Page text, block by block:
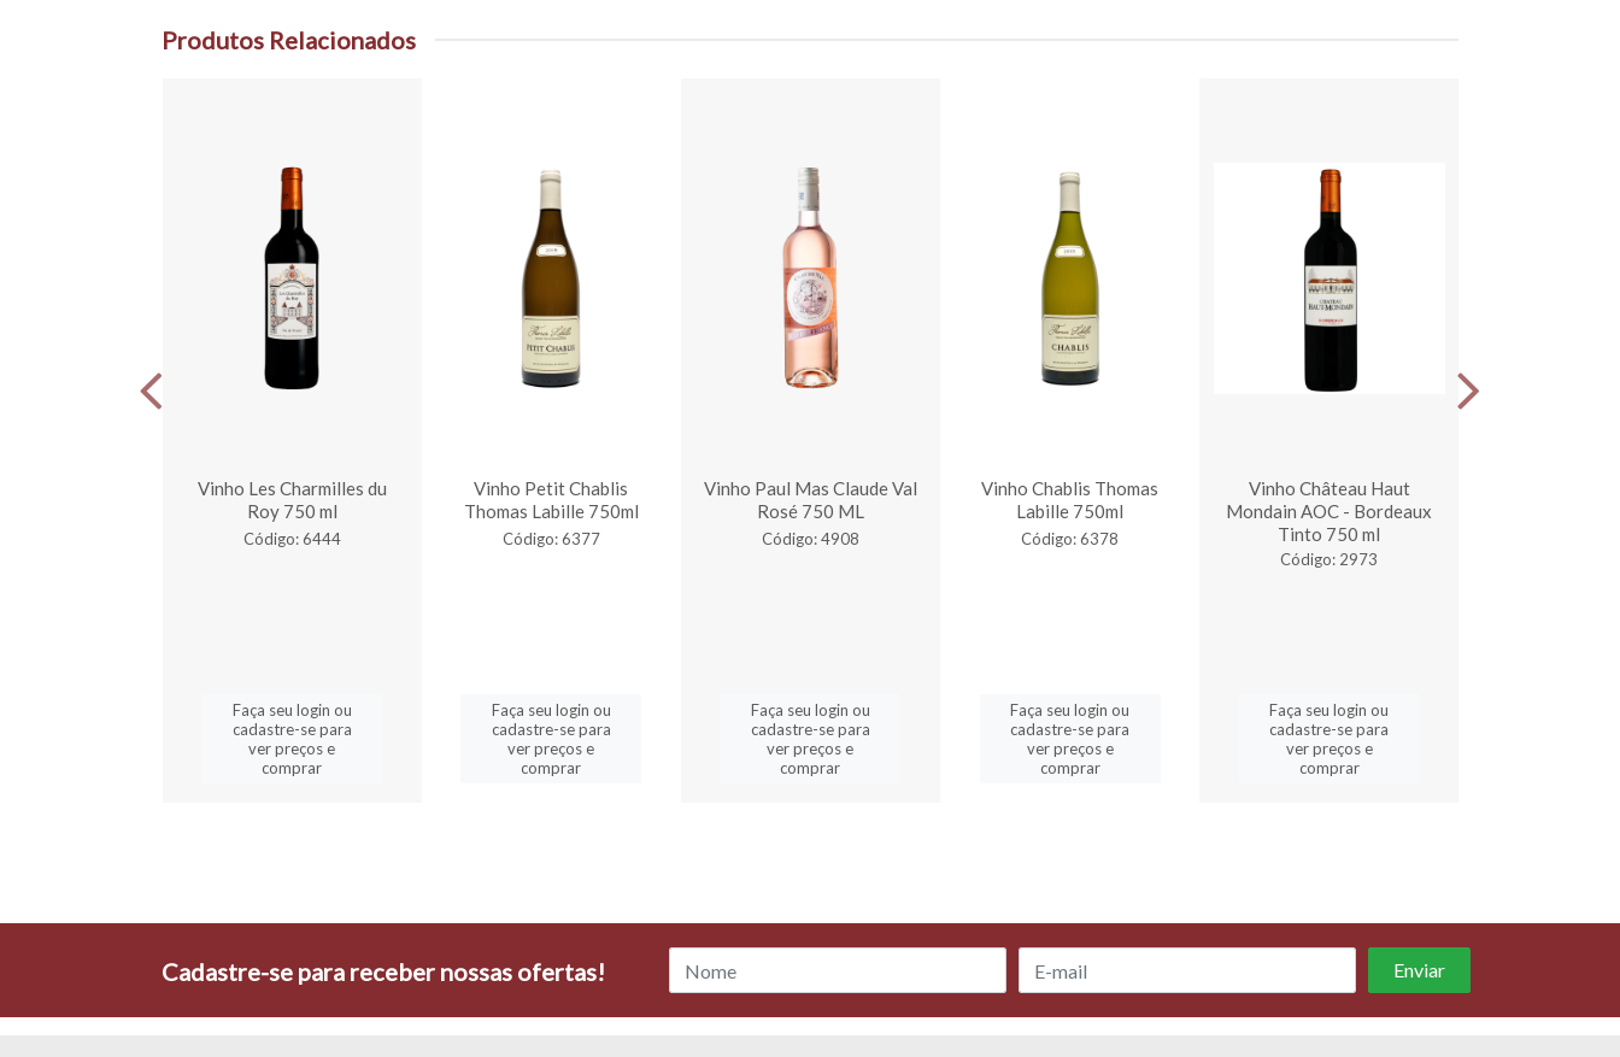
Produtos Relacionados
Vinho Les Charmilles du
Roy 750 ml
Código: 6444
Faça seu login ou
cadastre-se para
ver preços e
comprar
Vinho Petit Chablis
Thomas Labille 750ml
Código: 6377
Faça seu login ou
cadastre-se para
ver preços e
comprar
Vinho Paul Mas Claude Val
Rosé 750 ML
Código: 4908
Faça seu login ou
cadastre-se para
ver preços e
comprar
Vinho Chablis Thomas
Labille 750ml
Código: 6378
Faça seu login ou
cadastre-se para
ver preços e
comprar
Vinho Château Haut
Mondain AOC - Bordeaux
Tinto 750 ml
Código: 2973
Faça seu login ou
cadastre-se para
ver preços e
comprar
Cadastre-se para receber nossas ofertas!